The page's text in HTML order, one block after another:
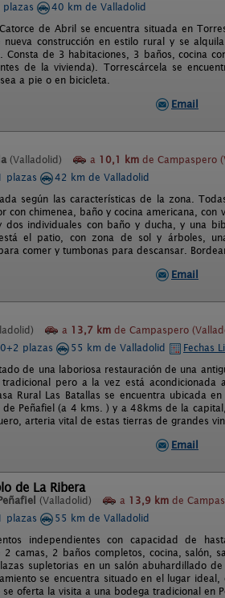
plazas
40 km de Valladolid
de Abril se encuentra situada en
nueva construcción en estilo rural y se
Consta de 3 habitaciones, 3 baños, cocina
de la vivienda). Torrescárcela se
a pie o en bicicleta.
Email
(Valladolid) a 10,1 km de Campaspero
plazas
42 km de Valladolid
según las características de la zona.
con chimenea, baño y cocina americana,
individuales con baño y ducha, y una
el patio, con zona de sol y árboles,
comer y tumbonas para descansar.
Email
a 13,7 km de Campaspero
plazas 55 km de Valladolid
Fechas
de una laboriosa restauración de una
pero a la vez está acondicionada
Rural Las Batallas se encuentra ubicada
Peñafiel (a 4 kms. ) y a 48kms de la
arteria vital de estas tierras de grandes
Email
de La Ribera
(Valladolid) a 13,9 km de
plazas
55 km de Valladolid
independientes con capacidad de
camas, 2 baños completos, cocina, salón,
supletorias en un salón abuhardillado
se encuentra situado en el lugar
oferta la visita a una bodega tradicional en